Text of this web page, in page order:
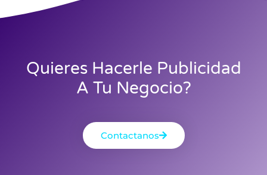
Quieres Hacerle Publicidad
A Tu Negocio?
Contactanos